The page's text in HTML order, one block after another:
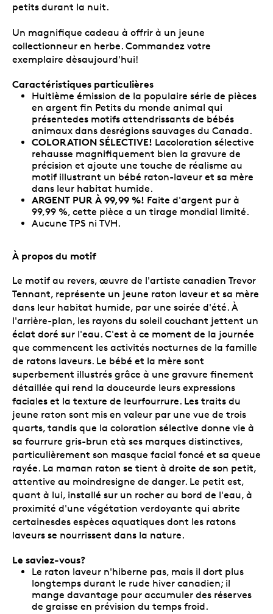
petits durant la nuit.
Un magnifique cadeau à offrir à un jeune
collectionneur en herbe. Commandez votre
exemplaire dèsaujourd'hui!
Caractéristiques particulières
Huitième émission de la populaire série de pièces
en argent fin Petits du monde animal qui
présentedes motifs attendrissants de bébés
animaux dans desrégions sauvages du Canada.
COLORATION SÉLECTIVE! Lacoloration sélective
rehausse magnifiquement bien la gravure de
précision et ajoute une touche de réalisme au
motif illustrant un bébé raton-laveur et sa mère
dans leur habitat humide.
ARGENT PUR À 99,99 %! Faite d'argent pur à
99,99 %, cette pièce a un tirage mondial limité.
Aucune TPS ni TVH.
À propos du motif
Le motif au revers, œuvre de l'artiste canadien Trevor
Tennant, représente un jeune raton laveur et sa mère
dans leur habitat humide, par une soirée d'été. À
l'arrière-plan, les rayons du soleil couchant jettent un
éclat doré sur l'eau. C'est à ce moment de la journée
que commencent les activités nocturnes de la famille
de ratons laveurs. Le bébé et la mère sont
superbement illustrés grâce à une gravure finement
détaillée qui rend la douceurde leurs expressions
faciales et la texture de leurfourrure. Les traits du
jeune raton sont mis en valeur par une vue de trois
quarts, tandis que la coloration sélective donne vie à
sa fourrure gris-brun età ses marques distinctives,
particulièrement son masque facial foncé et sa queue
rayée. La maman raton se tient à droite de son petit,
attentive au moindresigne de danger. Le petit est,
quant à lui, installé sur un rocher au bord de l'eau, à
proximité d'une végétation verdoyante qui abrite
certainesdes espèces aquatiques dont les ratons
laveurs se nourrissent dans la nature.
Le saviez-vous?
Le raton laveur n'hiberne pas, mais il dort plus
longtemps durant le rude hiver canadien; il
mange davantage pour accumuler des réserves
de graisse en prévision du temps froid.